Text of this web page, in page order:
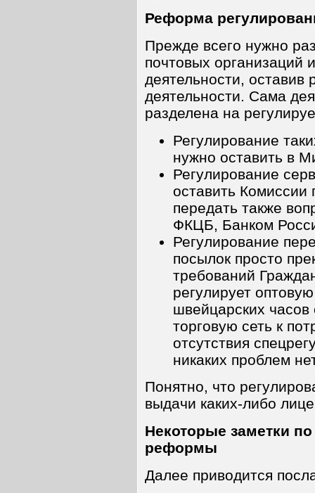
Реформа
Прежде всего нужно
почтовых организаций
деятельности, оставив
деятельности. Сама
разделена на
Регулирование
нужно оставить в
Регулирование
оставить
передать также
ФКЦБ, Банком
Регулирование
посылок просто
требований
регулирует
швейцарских часов
торговую сеть к
отсутствия
никаких проблем
Понятно, что
выдачи каких-либо
Некоторые заметки
реформы
Далее приводится